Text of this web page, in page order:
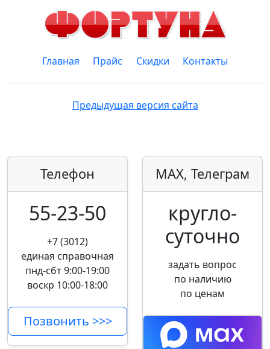
Главная Прайс Скидки Контакты
Предыдущая версия сайта
Телефон
55-23-50
+7 (3012)
единая справочная
пнд-сбт 9:00-19:00
воскр 10:00-18:00
Позвонить >>>
MAX, Телеграм
кругло­
суточно
задать вопрос
по наличию
по ценам